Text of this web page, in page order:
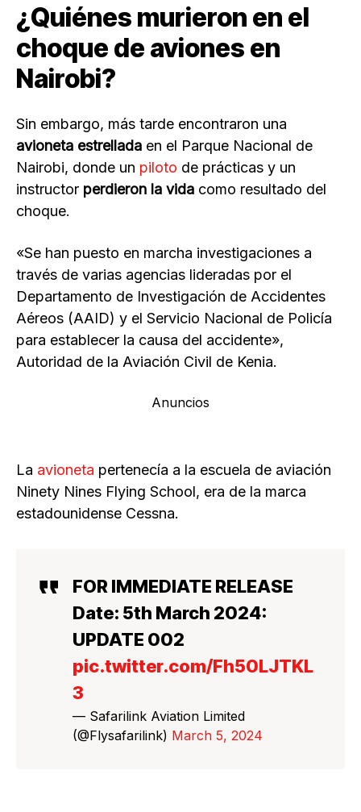
¿Quiénes murieron en el
choque de aviones en
Nairobi?
Sin embargo, más tarde encontraron una
avioneta estrellada en el Parque Nacional de
Nairobi, donde un piloto de prácticas y un
instructor perdieron la vida como resultado del
choque.
«Se han puesto en marcha investigaciones a
través de varias agencias lideradas por el
Departamento de Investigación de Accidentes
Aéreos (AAID) y el Servicio Nacional de Policía
para establecer la causa del accidente»,
Autoridad de la Aviación Civil de Kenia.
Anuncios
La avioneta pertenecía a la escuela de aviación
Ninety Nines Flying School, era de la marca
estadounidense Cessna.
FOR IMMEDIATE RELEASE
Date: 5th March 2024:
UPDATE 002
pic.twitter.com/Fh50LJTKL
3
— Safarilink Aviation Limited
(@Flysafarilink) March 5, 2024